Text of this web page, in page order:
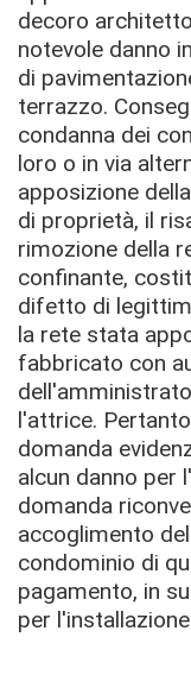
decoro
notevole danno
di
terrazzo.
condanna dei
loro o in via
apposizione
di proprietà, il
rimozione della
confinante,
difetto di
la rete stata
fabbricato con
l'attrice.
domanda
alcun danno per
domanda
accoglimento
condominio di
pagamento, in
per